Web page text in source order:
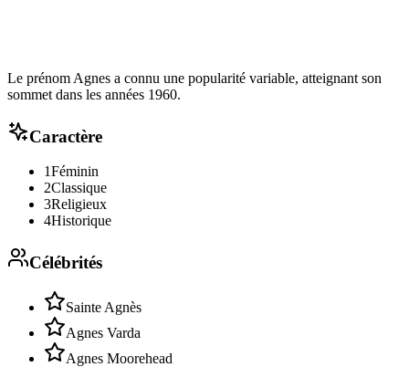
Le prénom Agnes a connu une popularité variable, atteignant son
sommet dans les années 1960.
Caractère
1Féminin
2Classique
3Religieux
4Historique
Célébrités
Sainte Agnès
Agnes Varda
Agnes Moorehead